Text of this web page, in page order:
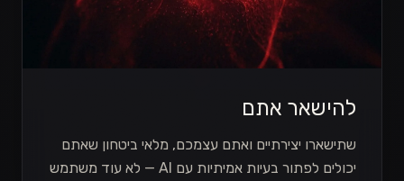
להישאר אתם
שתישארו יצירתיים ואתם עצמכם, מלאי ביטחון שאתם
יכולים לפתור בעיות אמיתיות עם AI — לא עוד משתמש